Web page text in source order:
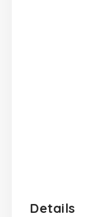
Details